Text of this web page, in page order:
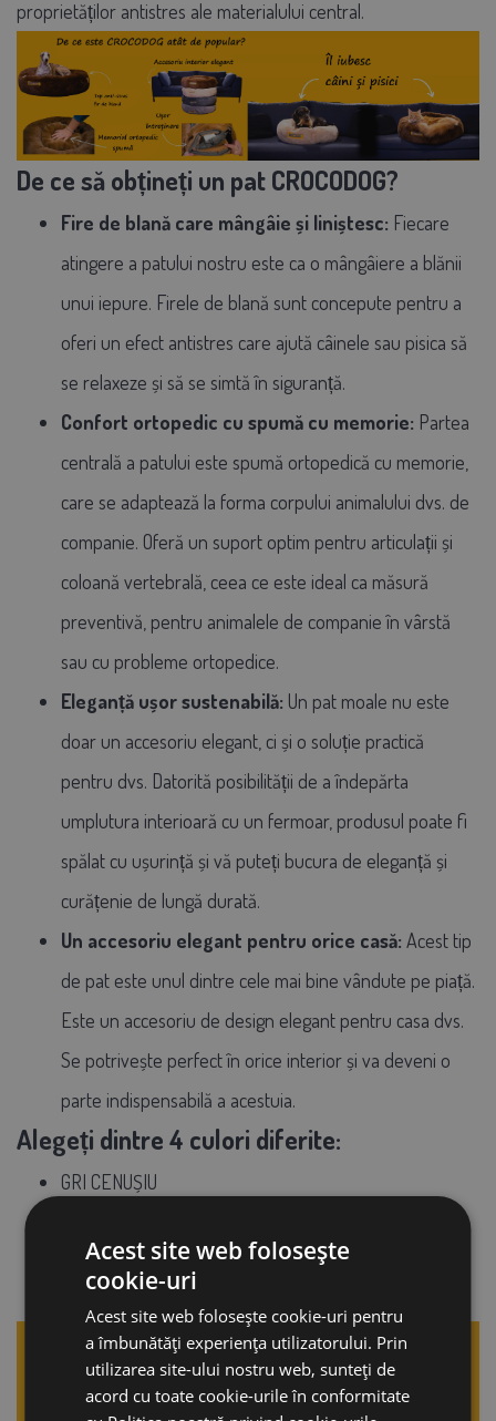
proprietăților antistres ale materialului central.
De ce să obțineți un pat CROCODOG?
Fire de blană care mângâie și liniștesc: Fiecare
atingere a patului nostru este ca o mângâiere a blănii
unui iepure. Firele de blană sunt concepute pentru a
oferi un efect antistres care ajută câinele sau pisica să
se relaxeze și să se simtă în siguranță.
Confort ortopedic cu spumă cu memorie: Partea
centrală a patului este spumă ortopedică cu memorie,
care se adaptează la forma corpului animalului dvs. de
companie. Oferă un suport optim pentru articulații și
coloană vertebrală, ceea ce este ideal ca măsură
preventivă, pentru animalele de companie în vârstă
sau cu probleme ortopedice.
Eleganță ușor sustenabilă: Un pat moale nu este
doar un accesoriu elegant, ci și o soluție practică
pentru dvs. Datorită posibilității de a îndepărta
umplutura interioară cu un fermoar, produsul poate fi
spălat cu ușurință și vă puteți bucura de eleganță și
curățenie de lungă durată.
Un accesoriu elegant pentru orice casă: Acest tip
de pat este unul dintre cele mai bine vândute pe piață.
Este un accesoriu de design elegant pentru casa dvs.
Se potrivește perfect în orice interior și va deveni o
parte indispensabilă a acestuia.
Alegeți dintre 4 culori diferite:
GRI CENUȘIU
BEJ CREM
Acest site web folosește
cookie-uri
Acest site web folosește cookie-uri pentru
a îmbunătăți experiența utilizatorului. Prin
utilizarea site-ului nostru web, sunteți de
acord cu toate cookie-urile în conformitate